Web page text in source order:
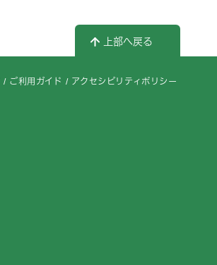
上部へ戻る
ご利用ガイド アクセシビリティポリシー